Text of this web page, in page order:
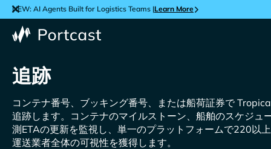
NEW: AI Agents Built for Logistics Teams |Learn More
追跡
コンテナ番号、ブッキング番号、または船荷証券で
追跡します。コンテナのマイルストーン、船舶のスケジュ
測ETAの更新を監視し、単一のプラットフォームで220以
運送業者全体の可視性を獲得します。